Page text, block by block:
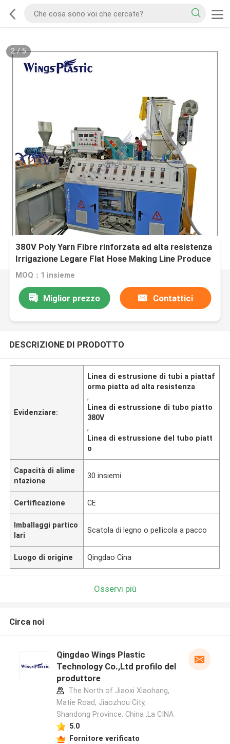
2/5
380V Poly Yarn Fibre rinforzata ad alta resistenza
Irrigazione Legare Flat Hose Making Line Produce
Machine
MOQ：1 insieme
Miglior prezzo Contattici
DESCRIZIONE DI PRODOTTO
Evidenziare:
Linea di estrusione di tubi a piattaf
orma piatta ad alta resistenza
,
Linea di estrussione di tubo piatto
380V
,
Linea di estrussione del tubo piatt
o
Capacità di alime
ntazione
30 insiemi
Certificazione CE
Imballaggi partico
lari
Scatola di legno o pellicola a pacco
Luogo di origine Qingdao Cina
Osservi più
Circa noi
Qingdao Wings Plastic
Technology Co.,Ltd profilo del
produttore
The North of Jiaoxi Xiaohang,
Matie Road, Jiaozhou City,
Shandong Province, China ,La CINA
5.0
Fornitore verificato